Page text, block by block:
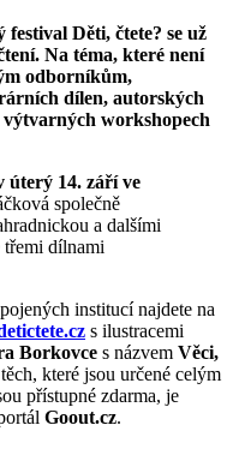
Děti, čtete? se už
Na téma, které není
odborníkům,
dílen, autorských
výtvarných workshopech
úterý 14. září ve
společně
a dalšími
třemi dílnami
institucí najdete na
s ilustracemi
Borkovce s názvem Věci,
které jsou určené celým
přístupné zdarma, je
Goout.cz.